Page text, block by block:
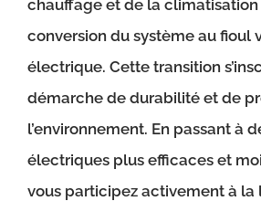
chauffage et de la climatisation
conversion du système au fioul
électrique. Cette transition
démarche de durabilité et de
l’environnement. En passant à
électriques plus efficaces et
vous participez activement à la